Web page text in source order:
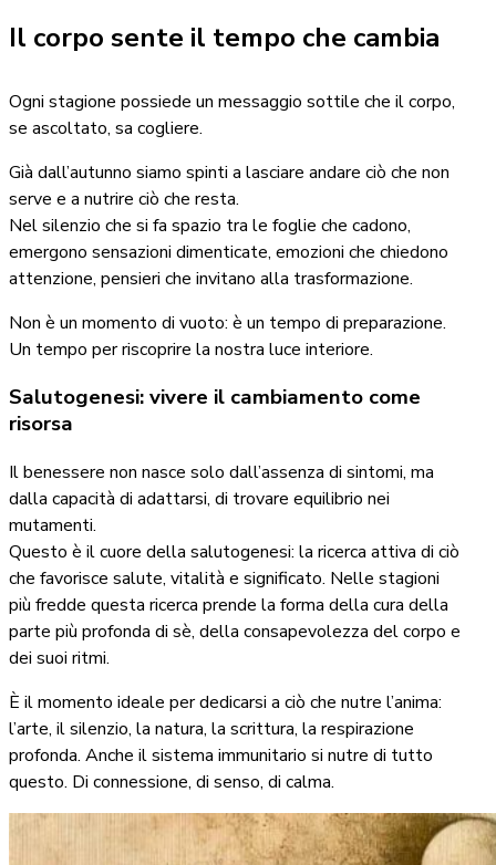
Il corpo sente il tempo che cambia
Ogni stagione possiede un messaggio sottile che il corpo,
se ascoltato, sa cogliere.
Già dall’autunno siamo spinti a lasciare andare ciò che non
serve e a nutrire ciò che resta.
Nel silenzio che si fa spazio tra le foglie che cadono,
emergono sensazioni dimenticate, emozioni che chiedono
attenzione, pensieri che invitano alla trasformazione.
Non è un momento di vuoto: è un tempo di preparazione.
Un tempo per riscoprire la nostra luce interiore.
Salutogenesi: vivere il cambiamento come
risorsa
Il benessere non nasce solo dall’assenza di sintomi, ma
dalla capacità di adattarsi, di trovare equilibrio nei
mutamenti.
Questo è il cuore della salutogenesi: la ricerca attiva di ciò
che favorisce salute, vitalità e significato. Nelle stagioni
più fredde questa ricerca prende la forma della cura della
parte più profonda di sè, della consapevolezza del corpo e
dei suoi ritmi.
È il momento ideale per dedicarsi a ciò che nutre l’anima:
l’arte, il silenzio, la natura, la scrittura, la respirazione
profonda. Anche il sistema immunitario si nutre di tutto
questo. Di connessione, di senso, di calma.